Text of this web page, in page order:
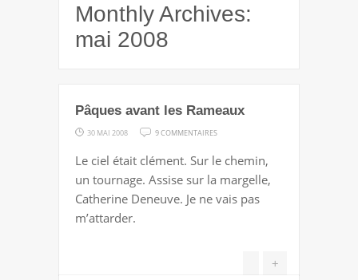
Monthly Archives:
mai 2008
Pâques avant les Rameaux
30 MAI 2008 9 COMMENTAIRES
AVANT
LES
RAMEAUX
Le ciel était clément. Sur le chemin,
un tournage. Assise sur la margelle,
Catherine Deneuve. Je ne vais pas
m’attarder.
+